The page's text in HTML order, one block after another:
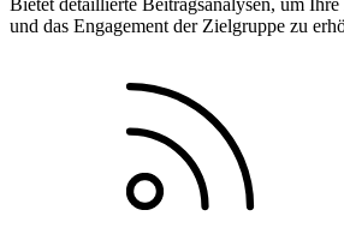
Bietet detaillierte Beitragsanalysen, um
und das Engagement der Zielgruppe zu